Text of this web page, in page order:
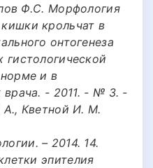
Ф.С. Морфология
крольчат в
онтогенеза
гистологической
и в
врача. - 2011. - № 3. -
Кветной И. М.
– 2014. 14.
эпителия